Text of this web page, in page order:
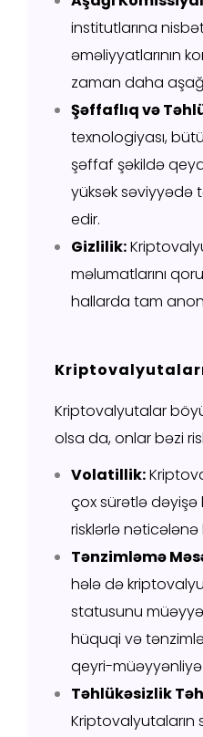
institutlarına
əməliyyatlarının
zaman daha
Şəffaflıq və
texnologiyası,
şəffaf şəkildə
yüksək səviyyədə
edir.
Gizlilik:
məlumatlarını
hallarda tam
Kriptovalyutalar
olsa da, onlar bəzi
Volatillik:
çox sürətlə dəyişə
risklərlə nəticələnə
Tənzimləmə
hələ də
statusunu
hüquqi və
qeyri-
Təhlükəsizlik
Kriptovalyutaların